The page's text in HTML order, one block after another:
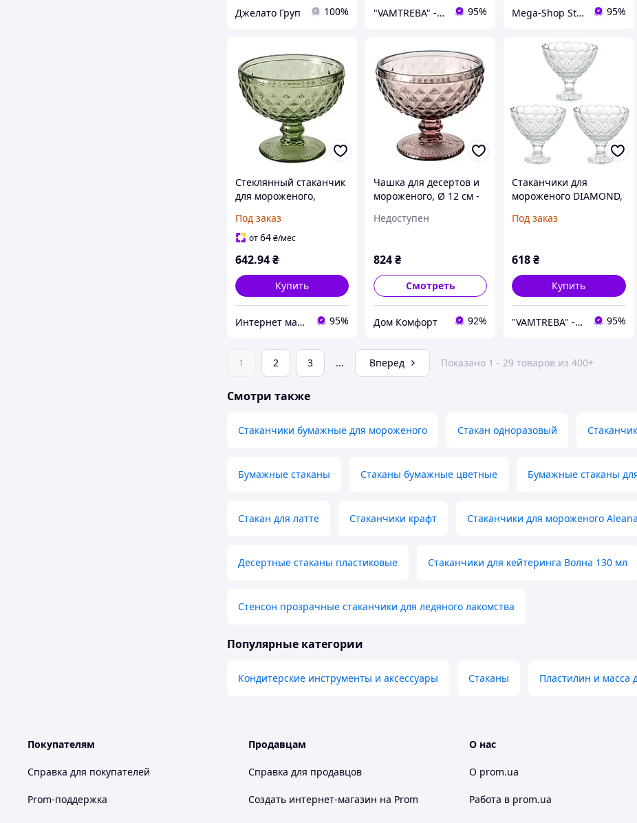
Джелато Груп 100% "VAMTREBA" - интерьеры мечт теперь доступны для всех! Вы найдете здесь все из ИК! 95% Mega-Shop Store 95%
Стеклянный стаканчик
для мороженого,
1
Под заказ
от64₴/мес
642.94₴
Купить
Интернет магазин - Маркет 95%
Чашка для десертов и
мороженого, Ø 12 см -
Недоступен
824₴
Смотреть
Дом Комфорт 92%
Стаканчики для
мороженого DIAMOND,
Под заказ
618₴
Купить
"VAMTREBA" - интерьеры мечт теперь доступны для всех! Вы найдете здесь все из ИК! 95%
1 2 3 ... Вперед Показано 1 - 29 товаров из 400+
Смотри также
Стаканчики бумажные для мороженого Стакан одноразовый
Бумажные стаканы Стаканы бумажные цветные Бумажные стаканы
Стакан для латте Стаканчики крафт Стаканчики для мороженого
Десертные стаканы пластиковые Стаканчики для кейтеринга Волна 130 мл
Стенсон прозрачные стаканчики для ледяного лакомства
Популярные категории
Кондитерские инструменты и аксессуары Стаканы Пластилин и масса
Покупателям
Справка для покупателей
Prom-поддержка
Продавцам
Справка для продавцов
Создать интернет-магазин на Prom
О нас
О prom.ua
Работа в prom.ua